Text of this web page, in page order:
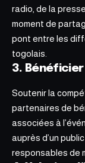
radio, de la
moment de
pont entre les
togolais.
3.
Soutenir la
partenaires de
associées à
auprès d’un
responsables de